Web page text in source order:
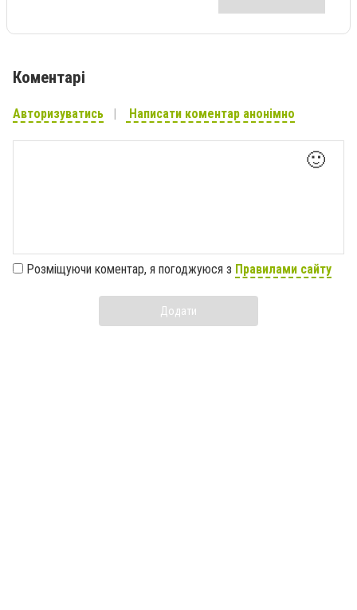
Коментарі
Авторизуватись Написати коментар анонімно
🙂
Розміщуючи коментар, я погоджуюся з Правилами сайту
Додати